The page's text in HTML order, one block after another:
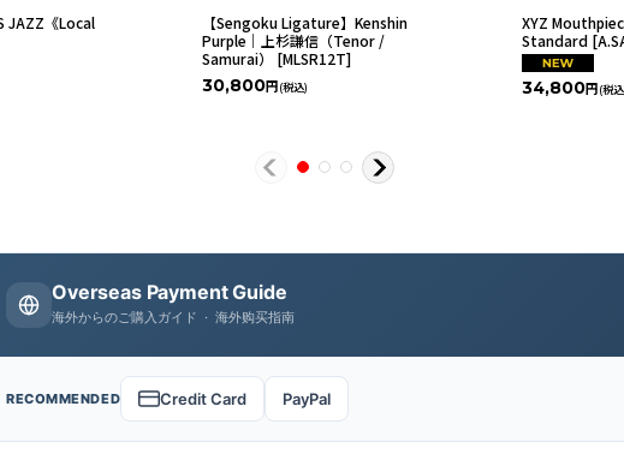
JAZZ《Local
【Sengoku Ligature】Kenshin
Purple｜上杉謙信（Tenor /
Samurai）
[MLSR12T]
30,800円 (税込)
XYZ
Standard
34,800円 (税
Overseas Payment Guide
海外からのご購入ガイド · 海外购买指南
RECOMMENDED Credit Card PayPal